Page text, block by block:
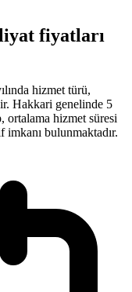
fiyatları
hizmet türü,
Hakkari genelinde 5
ortalama hizmet süresi
imkanı bulunmaktadır.